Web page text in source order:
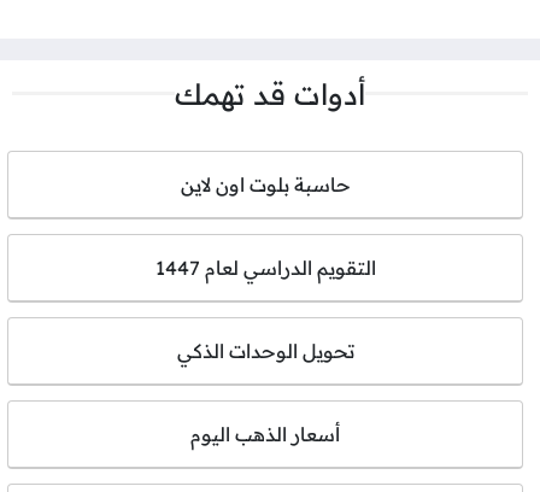
أدوات قد تهمك
حاسبة بلوت اون لاين
التقويم الدراسي لعام 1447
تحويل الوحدات الذكي
أسعار الذهب اليوم